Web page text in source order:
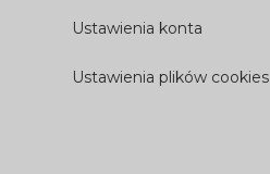
Ustawienia konta
Ustawienia plików cookies